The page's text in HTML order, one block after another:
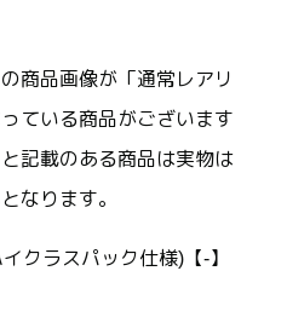
商品画像が「通常レアリ
ている商品がございます
記載のある商品は実物は
なります。
クラスパック仕様)【-】